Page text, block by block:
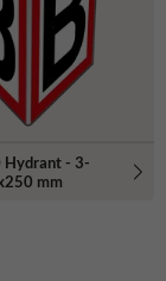
Hydrant - 3-
mm